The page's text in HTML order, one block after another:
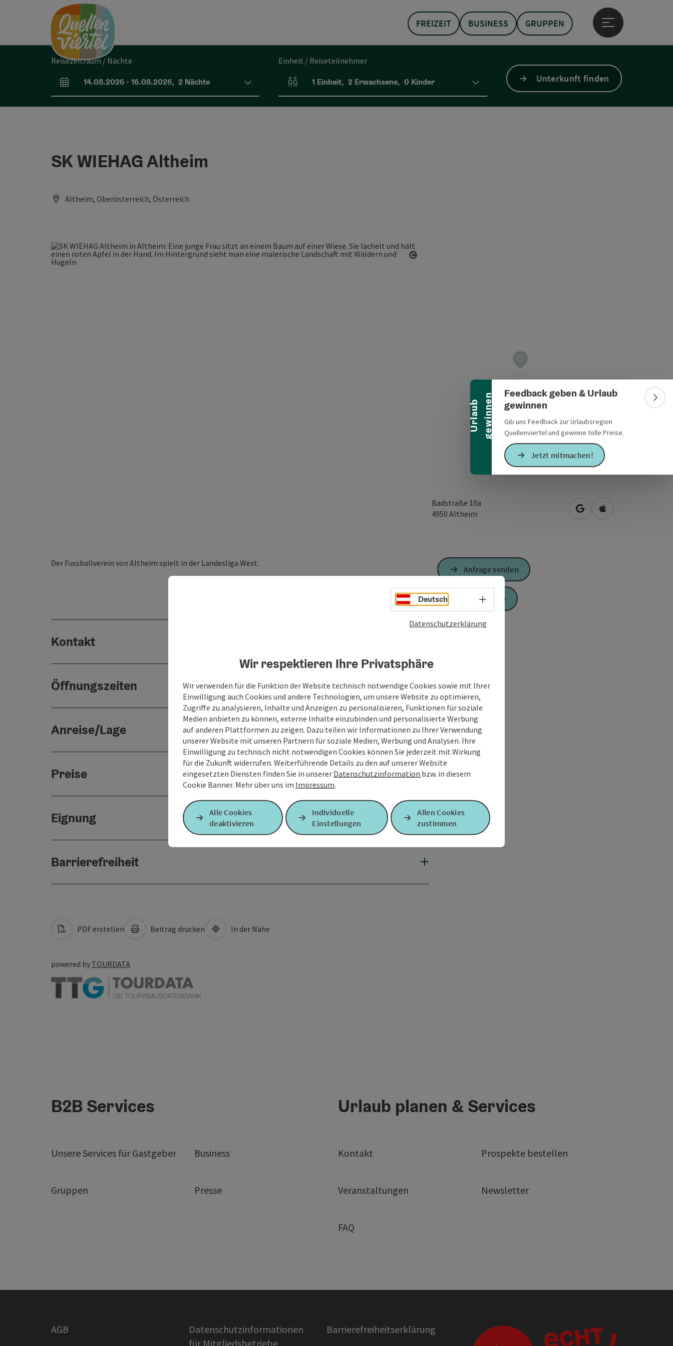
Zum InhaltAccesskey
[0]
Zur NavigationAccesskey
Zum Seitenanfang Accesskey
U
r
l
a
u
b
g
e
w
i
n
n
e n
Banner einklappen
Feedback geben & Urlaub
gewinnen
Gib uns Feedback zur Urlaubsregion
Quellenviertel und gewinne tolle Preise.
Jetzt mitmachen!
FREIZEIT BUSINESS GRUPPEN
Hauptmenü öffnen
Reisezeitraum / Nächte
An- und Abreisefelder
14.08.2026- 16.08.2026, 2 Nächte
Einheit / Reiseteilnehmer
Einheitenanzahl und Personenfelder
1 Einheit, 2 Erwachsene, 0 Kinder Unterkunft finden
SK WIEHAG Altheim
Altheim, Oberösterreich, Österreich
Badstraße 10a
4950 Altheim in Google Maps öffnen
in Apple Maps
Der ​Fussballverein von Altheim spielt in der Landesliga West.
Kontakt
Öffnungszeiten
Anreise/Lage
Preise
Eignung
Barrierefreiheit
Anfrage senden
Zur Website
PDF erstellen Beitrag drucken In der Nähe
powered by TOURDATA
B2B Services
Unsere Services für Gastgeber Business
Gruppen Presse
Urlaub planen & Services
Kontakt Prospekte bestellen
Veranstaltungen Newsletter
FAQ
AGB
Datenschutzinformationen
für Mitgliedsbetriebe
Barrierefreiheitserklärung
Deutsch Sprachwahl - Menü öffnen
Datenschutzerklärung
Wir respektieren Ihre Privatsphäre
Wir verwenden für die Funktion der Website technisch notwendige Cookies sowie mit Ihrer
Einwilligung auch Cookies und andere Technologien, um unsere Website zu optimieren,
Zugriffe zu analysieren, Inhalte und Anzeigen zu personalisieren, Funktionen für soziale
Medien anbieten zu können, externe Inhalte einzubinden und personalisierte Werbung
auf anderen Plattformen zu zeigen. Dazu teilen wir Informationen zu Ihrer Verwendung
unserer Website mit unseren Partnern für soziale Medien, Werbung und Analysen. Ihre
Einwilligung zu technisch nicht notwendigen Cookies können Sie jederzeit mit Wirkung
für die Zukunft widerrufen. Weiterführende Details zu den auf unserer Website
eingesetzten Diensten finden Sie in unserer Datenschutzinformation bzw. in diesem
Cookie Banner. Mehr über uns im Impressum.
Alle Cookies
deaktivieren
Individuelle
Einstellungen
Allen Cookies
zustimmen